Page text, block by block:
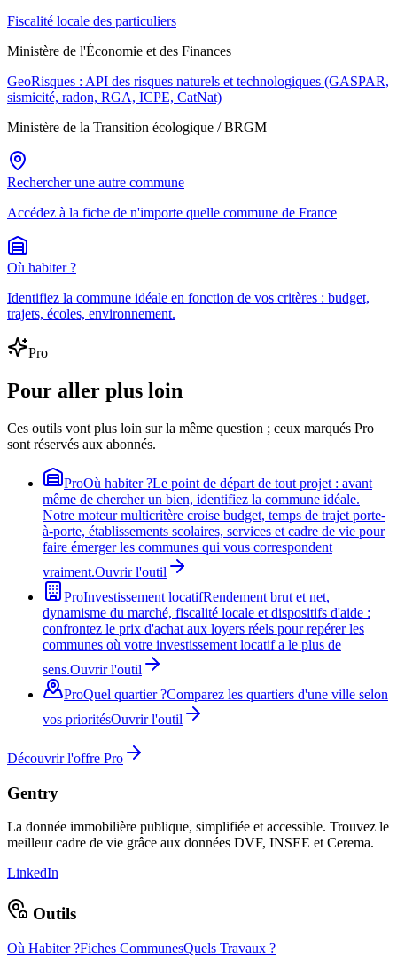
Fiscalité locale des particuliers
Ministère de l'Économie et des Finances
GeoRisques : API des risques naturels et technologiques (GASPAR,
sismicité, radon, RGA, ICPE, CatNat)
Ministère de la Transition écologique / BRGM
Rechercher une autre commune
Accédez à la fiche de n'importe quelle commune de France
Où habiter ?
Identifiez la commune idéale en fonction de vos critères : budget,
trajets, écoles, environnement.
Pro
Pour aller plus loin
Ces outils vont plus loin sur la même question ; ceux marqués Pro
sont réservés aux abonnés.
ProOù habiter ?Le point de départ de tout projet : avant
même de chercher un bien, identifiez la commune idéale.
Notre moteur multicritère croise budget, temps de trajet porte-
à-porte, établissements scolaires, services et cadre de vie pour
faire émerger les communes qui vous correspondent
vraiment.Ouvrir l'outil
ProInvestissement locatifRendement brut et net,
dynamisme du marché, fiscalité locale et dispositifs d'aide :
confrontez le prix d'achat aux loyers réels pour repérer les
communes où votre investissement locatif a le plus de
sens.Ouvrir l'outil
ProQuel quartier ?Comparez les quartiers d'une ville selon
vos prioritésOuvrir l'outil
Découvrir l'offre Pro
Gentry
La donnée immobilière publique, simplifiée et accessible. Trouvez le
meilleur cadre de vie grâce aux données DVF, INSEE et Cerema.
LinkedIn
Outils
Où Habiter ?Fiches CommunesQuels Travaux ?